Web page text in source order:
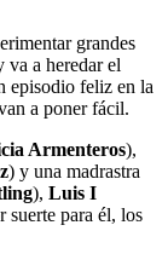
grandes
va a heredar el
episodio feliz en la
a poner fácil.
Armenteros),
) y una madrastra
), Luis I
suerte para él, los